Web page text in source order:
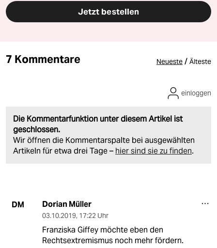
Jetzt bestellen
7 Kommentare Neueste / Älteste
Die Kommentarfunktion unter diesem Artikel ist
geschlossen.
Wir öffnen die Kommentarspalte bei ausgewählten
Artikeln für etwa drei Tage – hier sind sie zu finden.
einloggen
DM Dorian Müller
03.10.2019, 17:22 Uhr
Franziska Giffey möchte eben den
Rechtsextremismus noch mehr fördern.